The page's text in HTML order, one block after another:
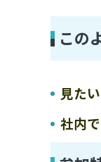
この
見た
社内